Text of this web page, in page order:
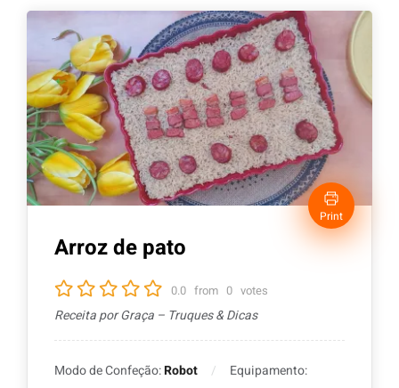
Print
Arroz de pato
0.0 from 0 votes
Receita por Graça – Truques & Dicas
Modo de Confeção:Robot
Equipamento: